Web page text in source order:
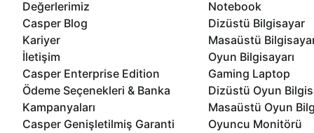
Değerlerimiz
Casper Blog
Kariyer
İletişim
Casper Enterprise Edition
Ödeme Seçenekleri & Banka
Kampanyaları
Casper Genişletilmiş Garanti
Notebook
Dizüstü Bilgisayar
Masaüstü
Oyun Bilgisayarı
Gaming Laptop
Dizüstü Oyun
Masaüstü Oyun
Oyuncu Monitörü